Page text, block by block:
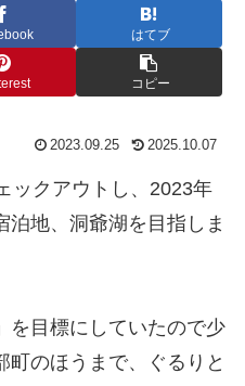
はてブ
コピー
2023.09.25 2025.10.07
ックアウトし、2023年
泊地、洞爺湖を目指しま
を目標にしていたので少
町のほうまで、ぐるりと